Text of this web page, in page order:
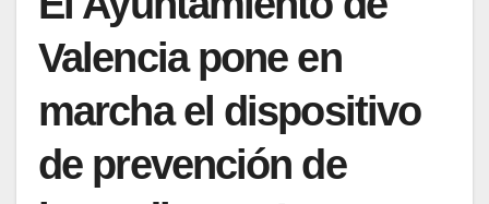
Valencia pone en
marcha el dispositivo
de prevención de